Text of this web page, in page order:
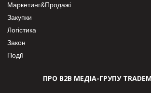
Маркетинг&Продажі
Закупки
Логістика
Закон
Події
ПРО В2В МЕДІА-ГРУПУ